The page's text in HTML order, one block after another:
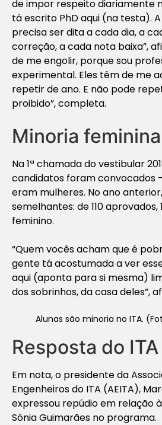
de impor respeito diariamente
tá escrito PhD aqui (na testa).
precisa ser dita a cada dia, a
correção, a cada nota baixa”,
de me engolir, porque sou
experimental. Eles têm de me
repetir de ano. E não pode
proibido”, completa.
Minoria feminina
Na 1ª chamada do vestibular
candidatos foram convocados
eram mulheres. No ano
semelhantes: de 110 aprovados,
feminino.
“Quem vocês acham que é
gente tá acostumada a ver
aqui (aponta para si mesma)
dos sobrinhos, da casa deles”,
Alunas são minoria no ITA.
Resposta do ITA
Em nota, o presidente da
Engenheiros do ITA (AEITA),
expressou repúdio em relação
Sônia Guimarães no programa.